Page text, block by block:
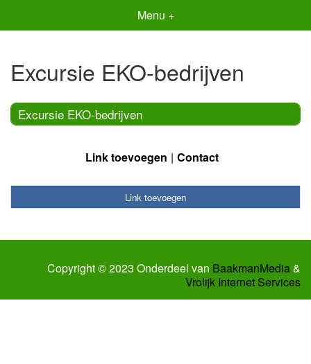
Menu +
Excursie EKO-bedrijven
Excursie EKO-bedrijven
Link toevoegen Contact
Link toevoegen
Copyright © 2023 Onderdeel van BaakmanMedia&
Vrolijk Internet Services